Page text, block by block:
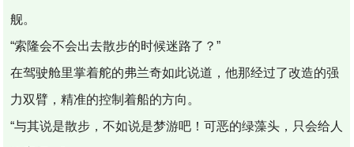
舰。
“索隆会不会出去散步的时候迷路了？”
在驾驶舱里掌着舵的弗兰奇如此说道，他那经过了改造的强
力双臂，精准的控制着船的方向。
“与其说是散步，不如说是梦游吧！可恶的绿藻头，只会给人